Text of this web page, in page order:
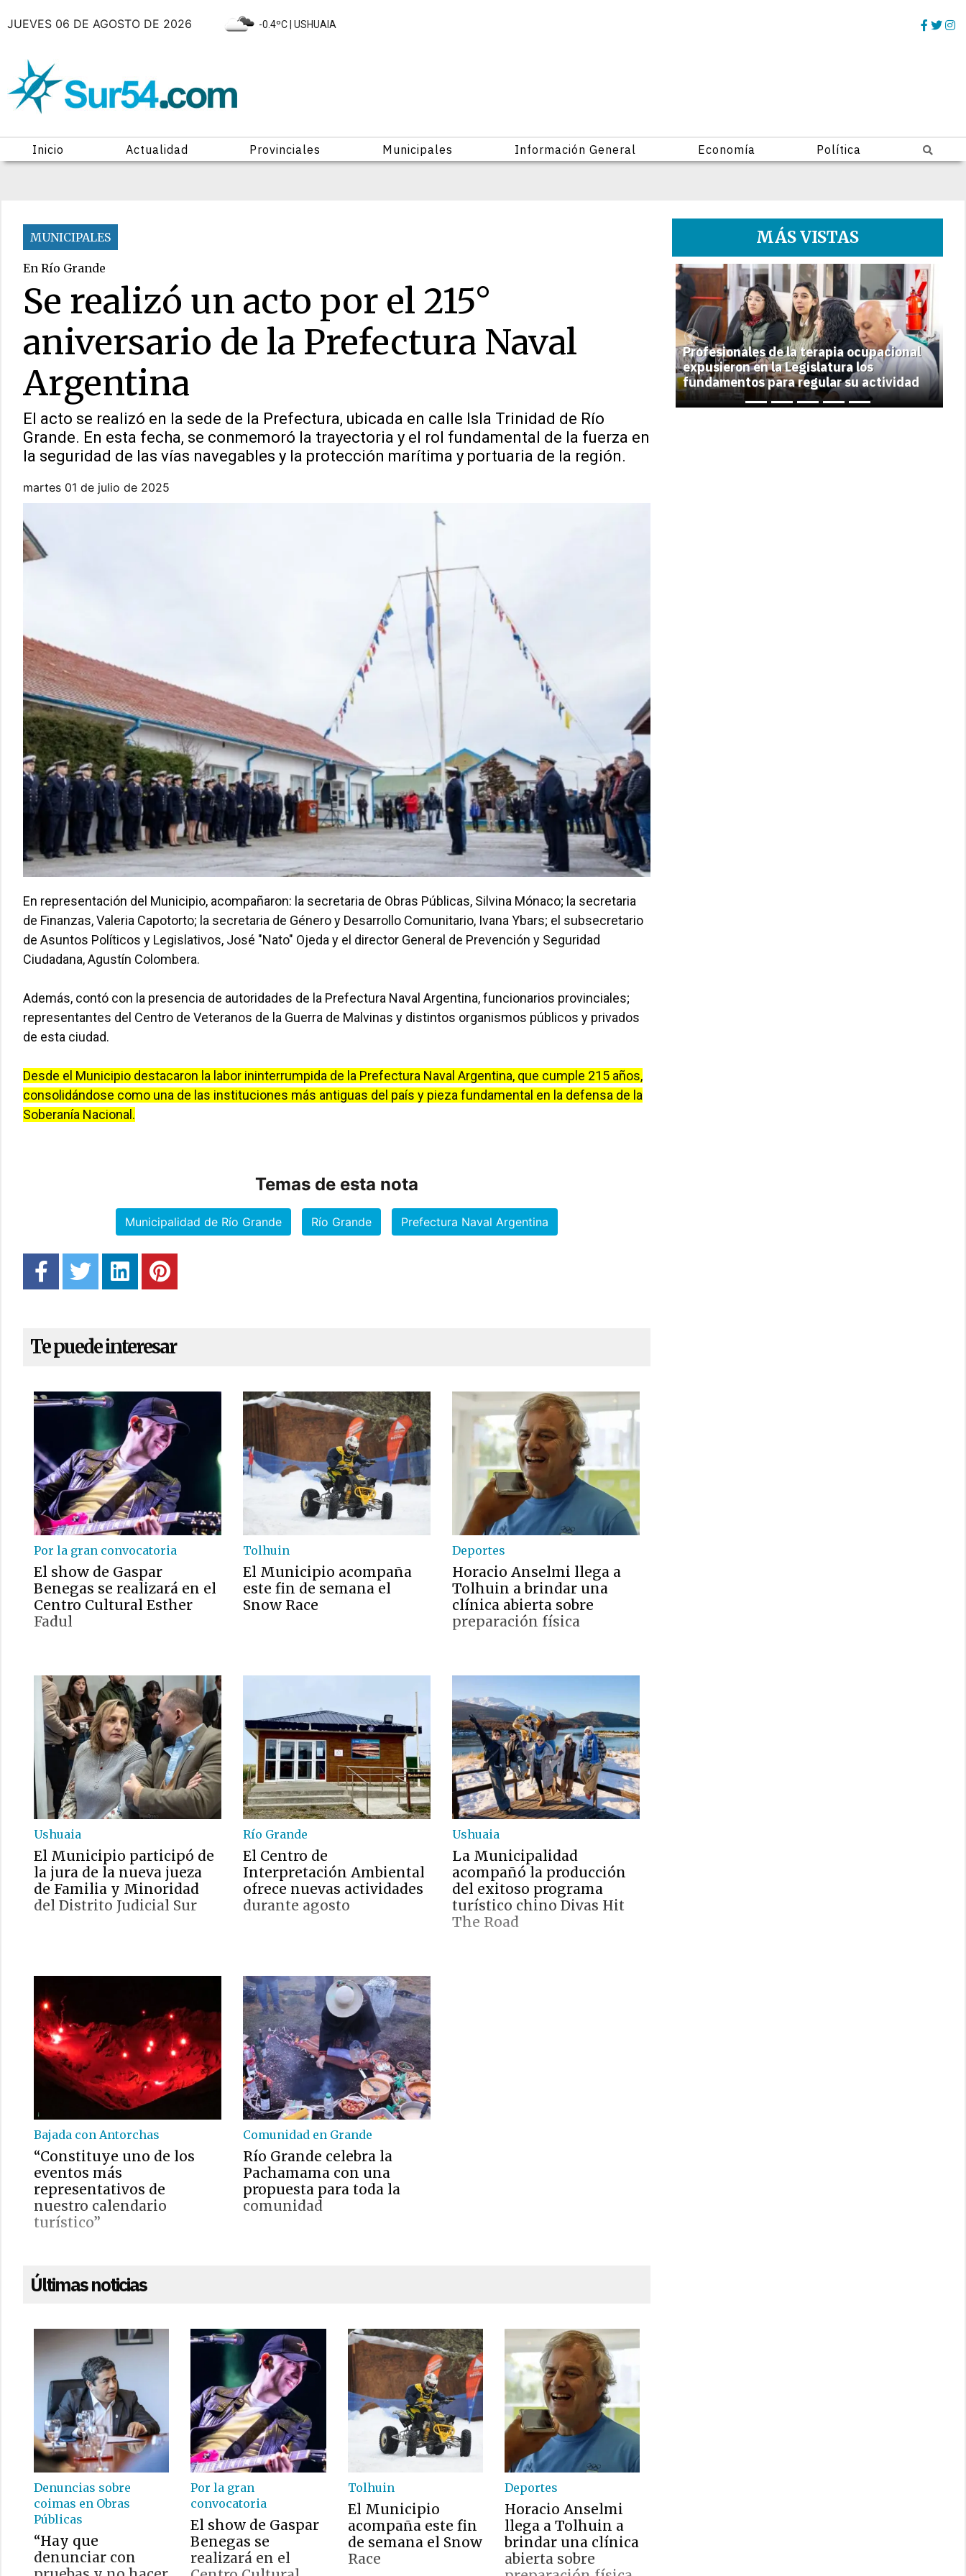
JUEVES 06 DE AGOSTO DE 2026 -0.4ºC | USHUAIA
Inicio Actualidad Provinciales Municipales Información General Economía Política
MUNICIPALES
En Río Grande
Se realizó un acto por el 215°
aniversario de la Prefectura Naval
Argentina
El acto se realizó en la sede de la Prefectura, ubicada en calle Isla Trinidad de Río
Grande. En esta fecha, se conmemoró la trayectoria y el rol fundamental de la fuerza en
la seguridad de las vías navegables y la protección marítima y portuaria de la región.
martes 01 de julio de 2025
En representación del Municipio, acompañaron: la secretaria de Obras Públicas, Silvina Mónaco; la secretaria
de Finanzas, Valeria Capotorto; la secretaria de Género y Desarrollo Comunitario, Ivana Ybars; el subsecretario
de Asuntos Políticos y Legislativos, José "Nato" Ojeda y el director General de Prevención y Seguridad
Ciudadana, Agustín Colombera.
Además, contó con la presencia de autoridades de la Prefectura Naval Argentina, funcionarios provinciales;
representantes del Centro de Veteranos de la Guerra de Malvinas y distintos organismos públicos y privados
de esta ciudad.
Desde el Municipio destacaron la labor ininterrumpida de la Prefectura Naval Argentina, que cumple 215 años,
consolidándose como una de las instituciones más antiguas del país y pieza fundamental en la defensa de la
Soberanía Nacional.
Temas de esta nota
Municipalidad de Río Grande Río Grande Prefectura Naval Argentina
Te puede interesar
Por la gran convocatoria
El show de Gaspar
Benegas se realizará en el
Centro Cultural Esther
Fadul
Tolhuin
El Municipio acompaña
este fin de semana el
Snow Race
Deportes
Horacio Anselmi llega a
Tolhuin a brindar una
clínica abierta sobre
preparación física
Ushuaia
El Municipio participó de
la jura de la nueva jueza
de Familia y Minoridad
del Distrito Judicial Sur
Río Grande
El Centro de
Interpretación Ambiental
ofrece nuevas actividades
durante agosto
Ushuaia
La Municipalidad
acompañó la producción
del exitoso programa
turístico chino Divas Hit
The Road
Bajada con Antorchas
“Constituye uno de los
eventos más
representativos de
nuestro calendario
turístico”
Comunidad en Grande
Río Grande celebra la
Pachamama con una
propuesta para toda la
comunidad
Últimas noticias
Denuncias sobre
coimas en Obras
Públicas
“Hay que
denunciar con
Por la gran
convocatoria
El show de Gaspar
Benegas se
realizará en el
Tolhuin
El Municipio
acompaña este fin
de semana el Snow
Race
Deportes
Horacio Anselmi
llega a Tolhuin a
brindar una clínica
abierta sobre
MÁS VISTAS
1
Profesionales de la terapia ocupacional
expusieron en la Legislatura los
fundamentos para regular su actividad
Previous Next